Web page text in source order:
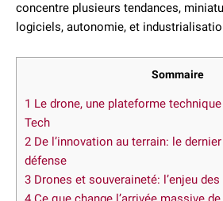
concentre plusieurs tendances,
logiciels, autonomie, et
Sommaire
1 Le drone, une plateforme
Tech
2 De l’innovation au terrain: le
défense
3 Drones et souveraineté: l’enjeu